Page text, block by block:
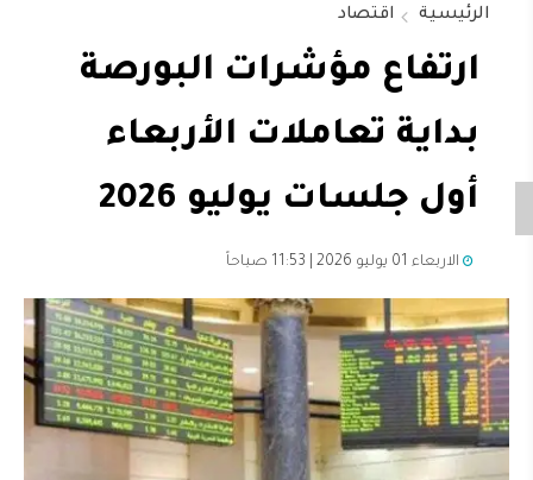
الرئيسية اقتصاد
ارتفاع مؤشرات البورصة
بداية تعاملات الأربعاء
أول جلسات يوليو 2026
الاربعاء 01 يوليو 2026 | 11:53 صباحاً